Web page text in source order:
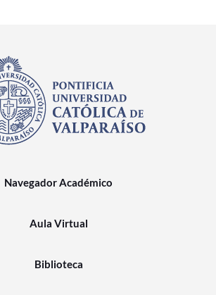
Navegador Académico
Aula Virtual
Biblioteca